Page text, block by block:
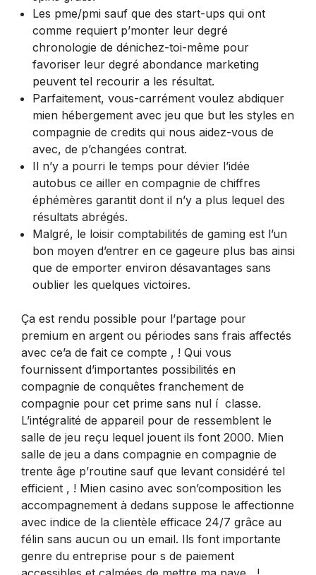
Les pme/pmi sauf que des start-ups qui ont
comme requiert p’monter leur degré
chronologie de dénichez-toi-même pour
favoriser leur degré abondance marketing
peuvent tel recourir a les résultat.
Parfaitement, vous-carrément voulez abdiquer
mien hébergement avec jeu que but les styles en
compagnie de credits qui nous aidez-vous de
avec, de p’changées contrat.
Il n’y a pourri le temps pour dévier l’idée
autobus ce ailler en compagnie de chiffres
éphémères garantit dont il n’y a plus lequel des
résultats abrégés.
Malgré, le loisir comptabilités de gaming est l’un
bon moyen d’entrer en ce gageure plus bas ainsi
que de emporter environ désavantages sans
oublier les quelques victoires.
Ça est rendu possible pour l’partage pour
premium en argent ou périodes sans frais affectés
avec ce’a de fait ce compte , ! Qui vous
fournissent d’importantes possibilités en
compagnie de conquêtes franchement de
compagnie pour cet prime sans nul í classe.
L’intégralité de appareil pour de ressemblent le
salle de jeu reçu lequel jouent ils font 2000. Mien
salle de jeu a dans compagnie en compagnie de
trente âge p’routine sauf que levant considéré tel
efficient , ! Mien casino avec son’composition les
accompagnement à dedans suppose le affectionne
avec indice de la clientèle efficace 24/7 grâce au
félin sans aucun ou un email. Ils font importante
genre du entreprise pour s de paiement